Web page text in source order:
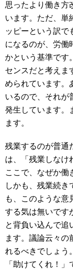
思ったより働き方
います。ただ、単
ッピーという訳で
になるのが、労働
かという基準です
センスだと考えま
められています。
いるので、それが
発生しています。
ます。
残業するのが普通
は、「残業しなけ
ここで、なぜか働
しかも、残業続き
も、このような意
する気は無いです
と背負い込んで追
ます。議論云々の
れるべきでしょう
「助けてくれ！」